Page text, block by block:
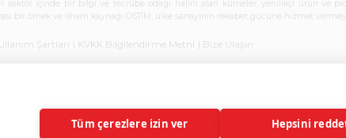
içinde bir bilgi ve tecrübe odağı halini alan kümeler, yenilikçi ürün ve
bir örnek ve ilham kaynağı OSTİM, ülke sanayinin rekabet gücüne hizmet
Şartları | KVKK Bilgilendirme Metni | Bize Ulaşın
Tüm çerezlere izin ver Hepsini